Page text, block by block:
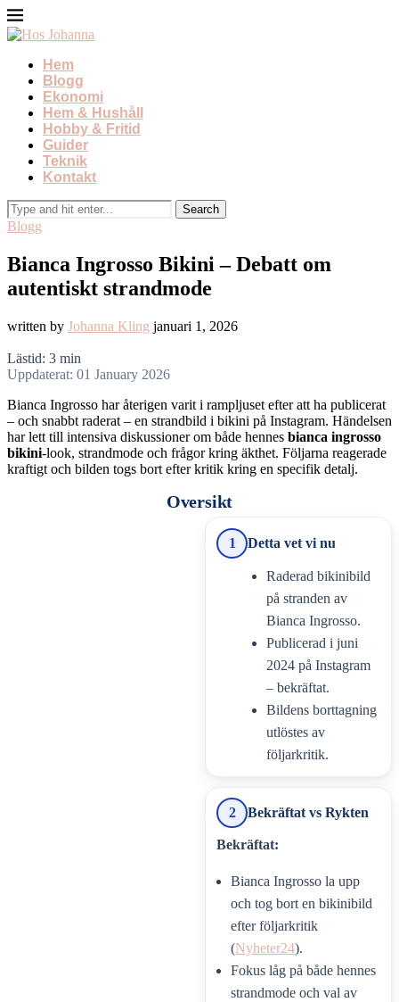
Hem
Blogg
Ekonomi
Hem & Hushåll
Hobby & Fritid
Guider
Teknik
Kontakt
Blogg
Bianca Ingrosso Bikini – Debatt om
autentiskt strandmode
written by Johanna Kling januari 1, 2026
Lästid: 3 min
Uppdaterat: 01 January 2026
Bianca Ingrosso har återigen varit i rampljuset efter att ha publicerat
– och snabbt raderat – en strandbild i bikini på Instagram. Händelsen
har lett till intensiva diskussioner om både hennes bianca ingrosso
bikini-look, strandmode och frågor kring äkthet. Följarna reagerade
kraftigt och bilden togs bort efter kritik kring en specifik detalj.
Oversikt
1 Detta vet vi nu
Raderad bikinibild
på stranden av
Bianca Ingrosso.
Publicerad i juni
2024 på Instagram
– bekräftat.
Bildens borttagning
utlöstes av
följarkritik.
2 Bekräftat vs Rykten
Bekräftat:
Bianca Ingrosso la upp
och tog bort en bikinibild
efter följarkritik
(Nyheter24).
Fokus låg på både hennes
strandmode och val av